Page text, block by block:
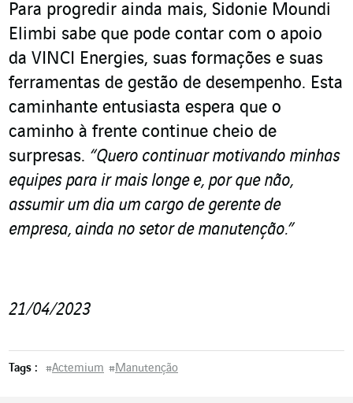
Para progredir ainda mais, Sidonie Moundi
Elimbi sabe que pode contar com o apoio
da VINCI Energies, suas formações e suas
ferramentas de gestão de desempenho. Esta
caminhante entusiasta espera que o
caminho à frente continue cheio de
surpresas. “Quero continuar motivando minhas
equipes para ir mais longe e, por que não,
assumir um dia um cargo de gerente de
empresa, ainda no setor de manutenção.”
21/04/2023
Tags : #Actemium #Manutenção